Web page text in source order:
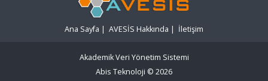
Ana Sayfa | AVESİS Hakkında | İletişim
Akademik Veri Yönetim Sistemi
Abis Teknoloji © 2026